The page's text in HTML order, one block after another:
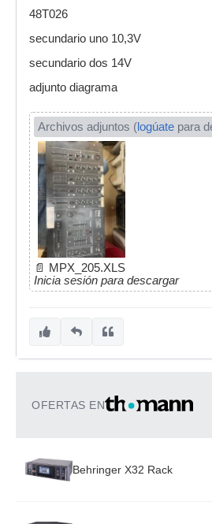
48T026
secundario uno 10,3V
secundario dos 14V
adjunto diagrama
Archivos adjuntos (logúate para
📄 MPX_205.XLS
Inicia sesión para descargar
OFERTAS EN
Behringer X32 Rack